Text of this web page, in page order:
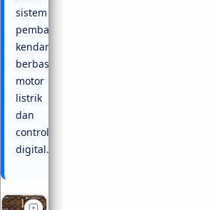
sistem
pembatas
kendaraan
berbasis
motor
listrik
dan
controller
digital.